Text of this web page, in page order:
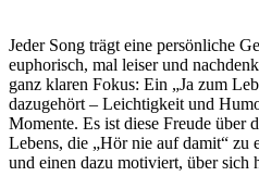
Jeder Song trägt eine persönliche
euphorisch, mal leiser und
ganz klaren Fokus: Ein „Ja zum
dazugehört – Leichtigkeit und
Momente. Es ist diese Freude über
Lebens, die „Hör nie auf damit“ zu
und einen dazu motiviert, über sich